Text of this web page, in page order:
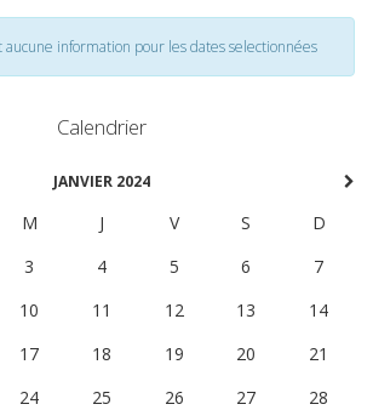
aucune information pour les dates selectionnées
Calendrier
JANVIER 2024
M J V S
D
3 4 5 6
7
10 11 12 13
14
17 18 19 20
21
24 25 26 27
28